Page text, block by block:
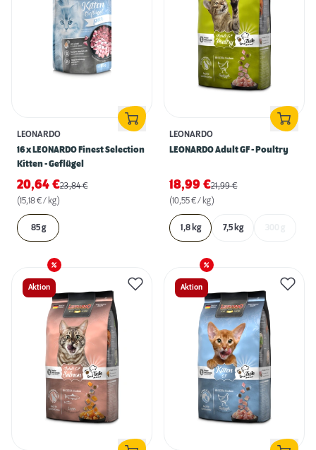
LEONARDO
16 x LEONARDO Finest Selection
Kitten - Geflügel
20,64 €23,84€
(15,18 € / kg)
85 g
LEONARDO
LEONARDO Adult GF - Poultry
18,99 €21,99€
(10,55 € / kg)
1,8 kg 7,5 kg
Aktion Aktion